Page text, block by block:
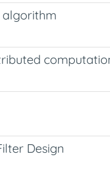
algorithm
Design